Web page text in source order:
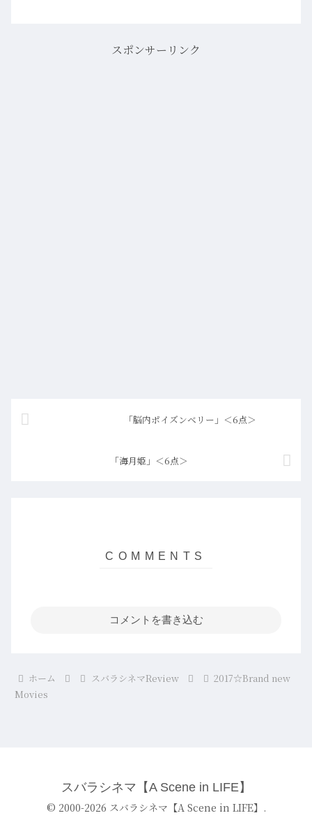
スポンサーリンク
「脳内ポイズンベリー」＜6点＞
「海月姫」＜6点＞
コメントを書き込む
ホーム スバラシネマReview
2017☆Brand new
Movies
スバラシネマ【A Scene in LIFE】
© 2000-2026 スバラシネマ【A Scene in LIFE】.